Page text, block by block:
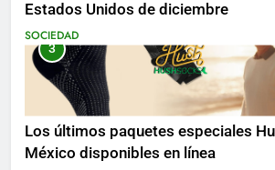
Estados Unidos de diciembre
SOCIEDAD
3
Los últimos paquetes especiales
México disponibles en línea